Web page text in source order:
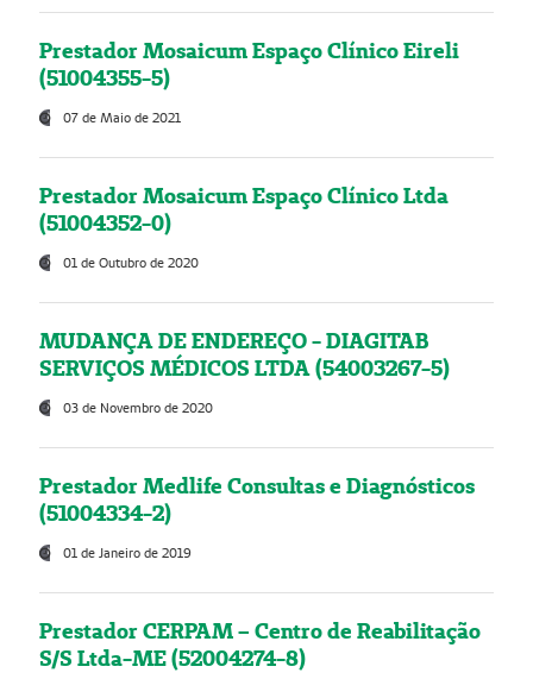
Prestador Mosaicum Espaço Clínico Eireli
(51004355-5)
07 de Maio de 2021
Prestador Mosaicum Espaço Clínico Ltda
(51004352-0)
01 de Outubro de 2020
MUDANÇA DE ENDEREÇO - DIAGITAB
SERVIÇOS MÉDICOS LTDA (54003267-5)
03 de Novembro de 2020
Prestador Medlife Consultas e Diagnósticos
(51004334-2)
01 de Janeiro de 2019
Prestador CERPAM – Centro de Reabilitação
S/S Ltda-ME (52004274-8)